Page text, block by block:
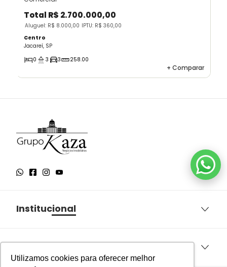
Utilizamos cookies para oferecer melhor
Total R$ 2.700.000,00
Aluguel: R$ 8.000,00 IPTU: R$ 360,00
Centro
Jacareí, SP
0
3 3 258.00
+ Comparar
Institucional
Política de Privacidade
Aqui você encontra